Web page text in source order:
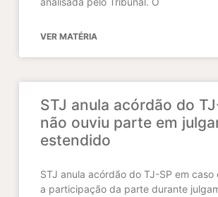
VER MATÉRIA
STJ anula acórdão do
não ouviu parte em
estendido
STJ anula acórdão do TJ-SP em caso
a participação da parte durante